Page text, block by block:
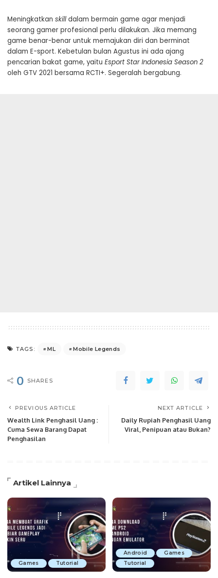
Meningkatkan skilldalam bermain game agar menjadi
seorang gamer profesional perlu dilakukan. Jika memang
game benar-benar untuk memajukan diri dan berminat
dalam E-sport. Kebetulan bulan Agustus ini ada ajang
pencarian bakat game, yaitu Esport Star Indonesia Season 2
oleh GTV 2021 bersama RCTI+. Segeralah bergabung.
TAGS: ML Mobile Legends
0 SHARES
PREVIOUS ARTICLE
Wealth Link Penghasil Uang :
Cuma Sewa Barang Dapat
Penghasilan
NEXT ARTICLE
Daily Rupiah Penghasil Uang
Viral, Penipuan atau Bukan?
Artikel Lainnya
Games Tutorial
Android
Games
Tutorial